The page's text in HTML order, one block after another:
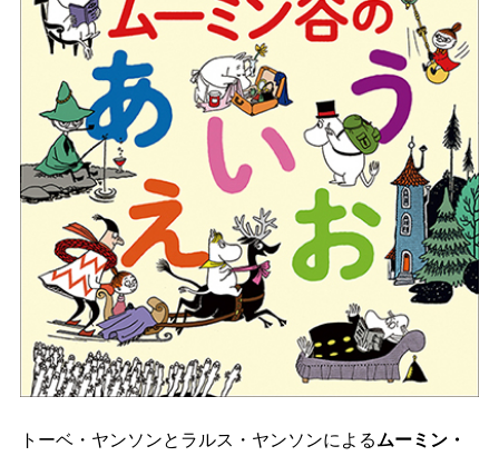
トーベ・ヤンソンとラルス・ヤンソンによるムーミン・